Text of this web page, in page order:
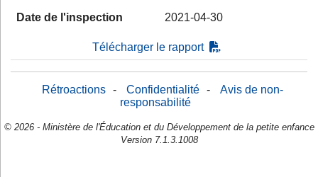
Date de l'inspection
2021-04-30
Télécharger le rapport
Rétroactions - Confidentialité -
Avis de non-
responsabilité
© 2026 - Ministère de l'Éducation et du Développement de la petite enfance
Version 7.1.3.1008